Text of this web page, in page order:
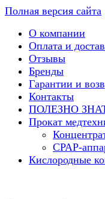
Полная версия сайта
О компании
Оплата и
Отзывы
Бренды
Гарантии и
Контакты
ПОЛЕЗНО
Прокат
CPAP-
Кислородные